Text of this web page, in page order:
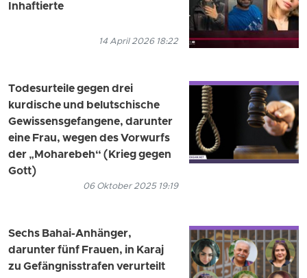
Inhaftierte
14 April 2026 18:22
Todesurteile gegen drei
kurdische und belutschische
Gewissensgefangene, darunter
eine Frau, wegen des Vorwurfs
der „Moharebeh“ (Krieg gegen
Gott)
06 Oktober 2025 19:19
Sechs Bahai-Anhänger,
darunter fünf Frauen, in Karaj
zu Gefängnisstrafen verurteilt